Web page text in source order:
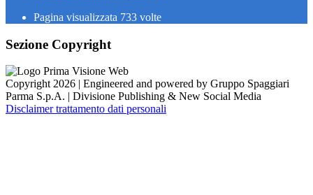
Pagina visualizzata 733 volte
Sezione Copyright
Copyright 2026 | Engineered and powered by Gruppo Spaggiari
Parma S.p.A. | Divisione Publishing & New Social Media
Disclaimer trattamento dati personali